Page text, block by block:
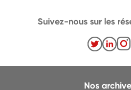
Nos
Suivez-nous sur les